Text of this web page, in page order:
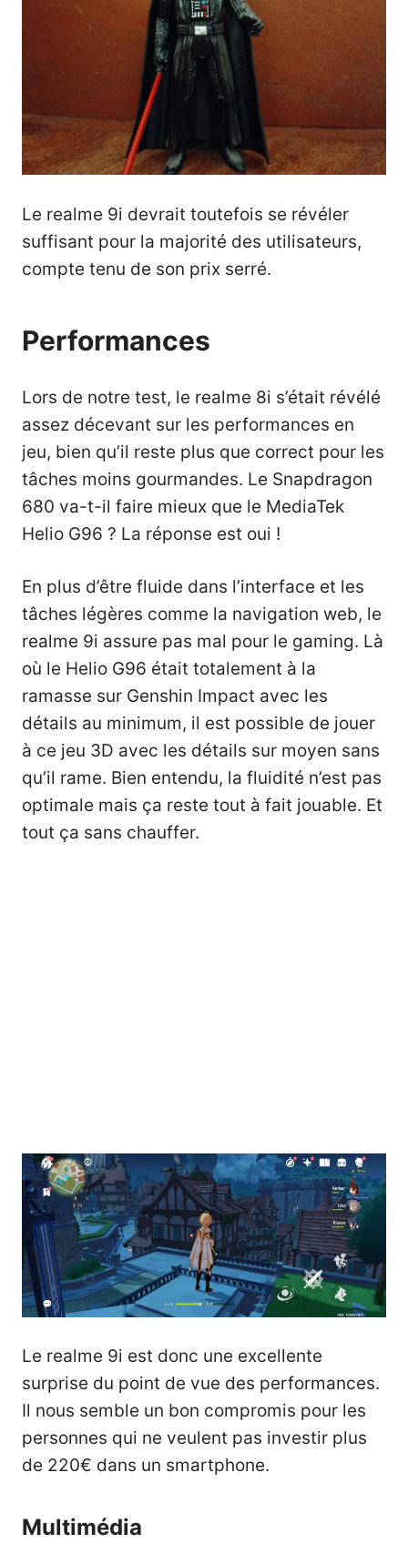
Le realme 9i devrait toutefois se révéler
suffisant pour la majorité des utilisateurs,
compte tenu de son prix serré.
Performances
Lors de notre test, le realme 8i s’était révélé
assez décevant sur les performances en
jeu, bien qu’il reste plus que correct pour les
tâches moins gourmandes. Le Snapdragon
680 va-t-il faire mieux que le MediaTek
Helio G96 ? La réponse est oui !
En plus d’être fluide dans l’interface et les
tâches légères comme la navigation web, le
realme 9i assure pas mal pour le gaming. Là
où le Helio G96 était totalement à la
ramasse sur Genshin Impact avec les
détails au minimum, il est possible de jouer
à ce jeu 3D avec les détails sur moyen sans
qu’il rame. Bien entendu, la fluidité n’est pas
optimale mais ça reste tout à fait jouable. Et
tout ça sans chauffer.
Le realme 9i est donc une excellente
surprise du point de vue des performances.
Il nous semble un bon compromis pour les
personnes qui ne veulent pas investir plus
de 220€ dans un smartphone.
Multimédia